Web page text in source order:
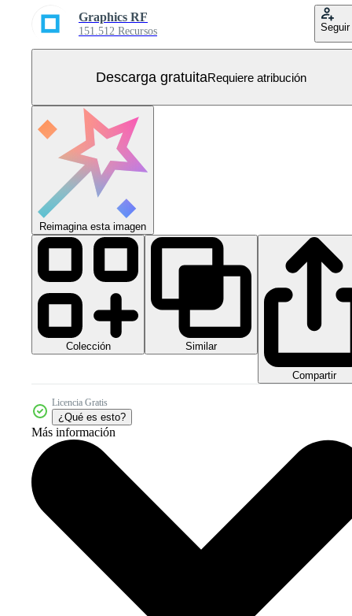
Graphics RF
151.512 Recursos Seguir
Descarga gratuitaRequiere atribución
Reimagina esta imagen
Colección Similar
Compartir
Licencia Gratis
¿Qué es esto?
Más información